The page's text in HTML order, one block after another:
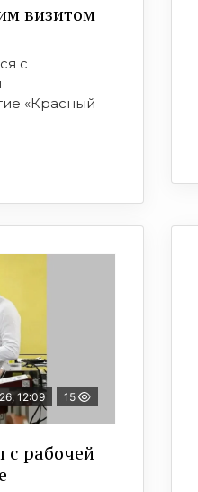
визитом
с
«Красный
12:09 15
с рабочей